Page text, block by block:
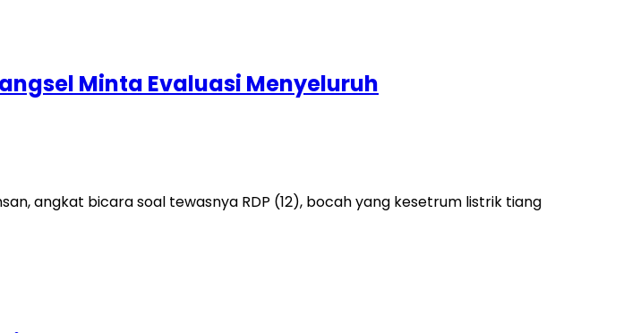
Minta Evaluasi Menyeluruh
angkat bicara soal tewasnya RDP (12), bocah yang kesetrum listrik tiang